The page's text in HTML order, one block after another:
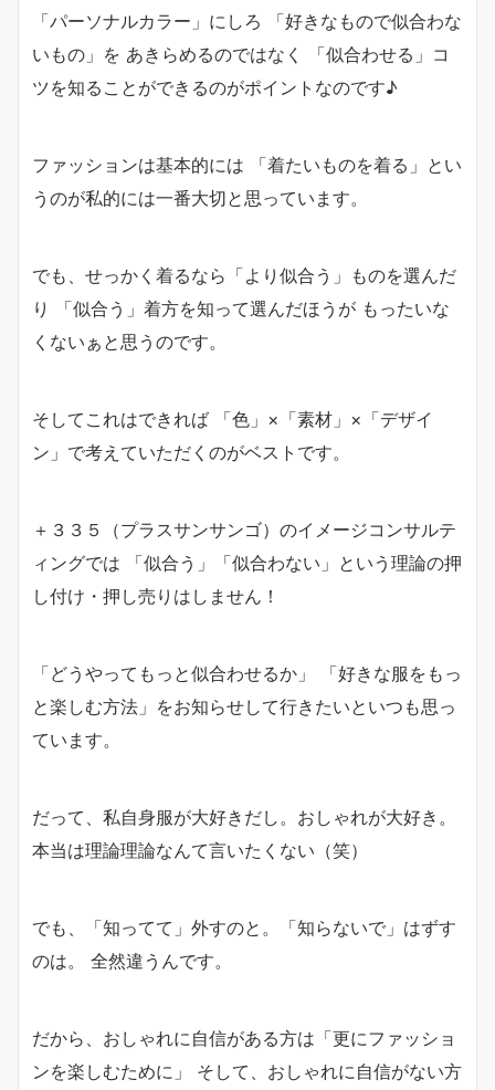
「パーソナルカラー」にしろ 「好きなもので似合わな
いもの」を あきらめるのではなく 「似合わせる」コ
ツを知ることができるのがポイントなのです♪
ファッションは基本的には 「着たいものを着る」とい
うのが私的には一番大切と思っています。
でも、せっかく着るなら「より似合う」ものを選んだ
り 「似合う」着方を知って選んだほうが もったいな
くないぁと思うのです。
そしてこれはできれば 「色」×「素材」×「デザイ
ン」で考えていただくのがベストです。
＋３３５（プラスサンサンゴ）のイメージコンサルテ
ィングでは 「似合う」「似合わない」という理論の押
し付け・押し売りはしません！
「どうやってもっと似合わせるか」 「好きな服をもっ
と楽しむ方法」をお知らせして行きたいといつも思っ
ています。
だって、私自身服が大好きだし。おしゃれが大好き。
本当は理論理論なんて言いたくない（笑）
でも、「知ってて」外すのと。「知らないで」はずす
のは。 全然違うんです。
だから、おしゃれに自信がある方は「更にファッショ
ンを楽しむために」 そして、おしゃれに自信がない方